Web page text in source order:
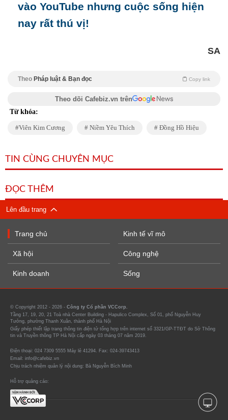
vào YouTube nhưng cuộc sống hiện
nay rất thú vị!
SA
Theo Pháp luật & Bạn đọc Copy link
Theo dõi Cafebiz.vn trên
Từ khóa:
Viên Kim Cương Niềm Yêu Thích Đồng Hồ Hiệu
TIN CÙNG CHUYÊN MỤC
ĐỌC THÊM
Lên đầu trang
Trang chủ
Xã hội
Kinh doanh
Kinh tế vĩ mô
Công nghệ
Sống
© Copyright 2012 - 2026 - Công ty Cổ phần VCCorp.
Tầng 17, 19, 20, 21 Toà nhà Center Building - Hapulico Complex, Số 01, phố Nguyễn Huy
Tưởng, phường Thanh Xuân, thành phố Hà Nội
Giấy phép thiết lập trang thông tin điện tử tổng hợp trên internet số 3321/GP-TTĐT do Sở Thông
tin và Truyền thông TP Hà Nội cấp ngày 03 tháng 07 năm 2019.
Điện thoại: 024 7309 5555 Máy lẻ 41294. Fax: 024-39743413
Email: info@cafebiz.vn
Chịu trách nhiệm quản lý nội dung: Bà Nguyễn Bích Minh
Hỗ trợ quảng cáo: